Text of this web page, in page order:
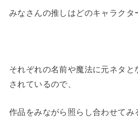
みなさんの推しはどのキャラクタ
それぞれの名前や魔法に元ネタと
されているので、
作品をみながら照らし合わせてみ